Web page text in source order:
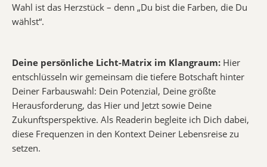
Wahl ist das Herzstück – denn „Du bist die Farben, die Du
wählst“.
Deine persönliche Licht-Matrix im Klangraum: Hier
entschlüsseln wir gemeinsam die tiefere Botschaft hinter
Deiner Farbauswahl: Dein Potenzial, Deine größte
Herausforderung, das Hier und Jetzt sowie Deine
Zukunftsperspektive. Als Readerin begleite ich Dich dabei,
diese Frequenzen in den Kontext Deiner Lebensreise zu
setzen.